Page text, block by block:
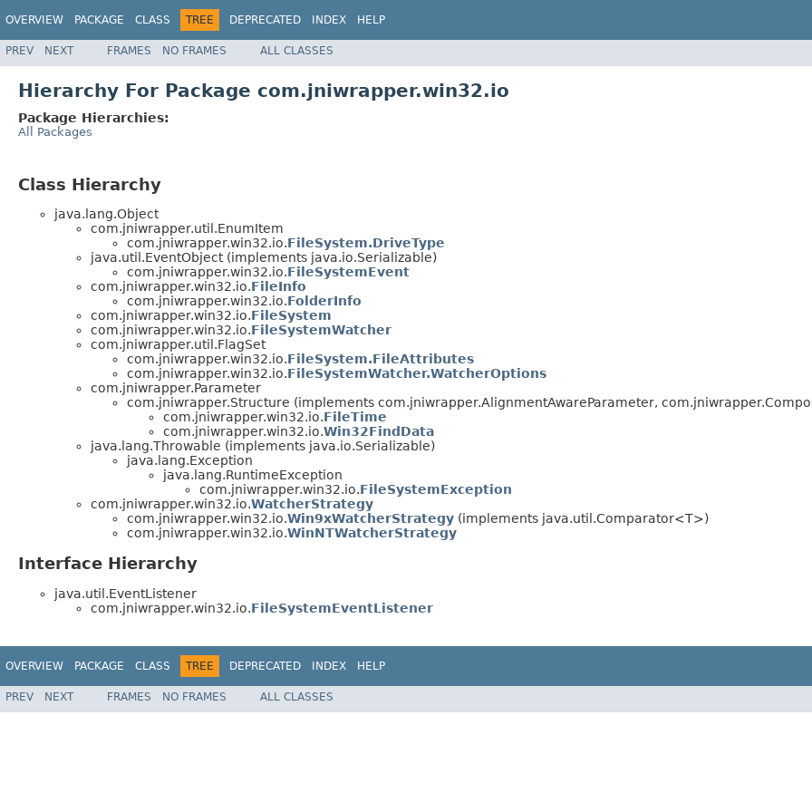
OVERVIEW PACKAGE CLASS TREE DEPRECATED INDEX HELP
PREV NEXT FRAMES NO FRAMES ALL CLASSES
Hierarchy For Package com.jniwrapper.win32.io
Package Hierarchies:
All Packages
Class Hierarchy
java.lang.Object
com.jniwrapper.util.EnumItem
com.jniwrapper.win32.io.FileSystem.DriveType
java.util.EventObject (implements java.io.Serializable)
com.jniwrapper.win32.io.FileSystemEvent
com.jniwrapper.win32.io.FileInfo
com.jniwrapper.win32.io.FolderInfo
com.jniwrapper.win32.io.FileSystem
com.jniwrapper.win32.io.FileSystemWatcher
com.jniwrapper.util.FlagSet
com.jniwrapper.win32.io.FileSystem.FileAttributes
com.jniwrapper.win32.io.FileSystemWatcher.WatcherOptions
com.jniwrapper.Parameter
com.jniwrapper.Structure (implements com.jniwrapper.AlignmentAwareParameter,
com.jniwrapper.win32.io.FileTime
com.jniwrapper.win32.io.Win32FindData
java.lang.Throwable (implements java.io.Serializable)
java.lang.Exception
java.lang.RuntimeException
com.jniwrapper.win32.io.FileSystemException
com.jniwrapper.win32.io.WatcherStrategy
com.jniwrapper.win32.io.Win9xWatcherStrategy (implements java.util.Comparator<T>)
com.jniwrapper.win32.io.WinNTWatcherStrategy
Interface Hierarchy
java.util.EventListener
com.jniwrapper.win32.io.FileSystemEventListener
OVERVIEW PACKAGE CLASS TREE DEPRECATED INDEX HELP
PREV NEXT FRAMES NO FRAMES ALL CLASSES